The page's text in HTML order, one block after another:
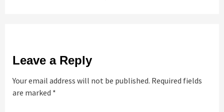
Leave a Reply
Your email address will not be published. Required fields
are marked *